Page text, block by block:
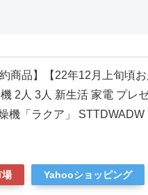
商品】【22年12月上旬頃
2人 3人 新生活 家電 プレ
機「ラクア」
場 Yahooショッピング